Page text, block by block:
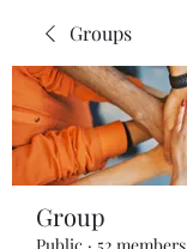
Groups
Group